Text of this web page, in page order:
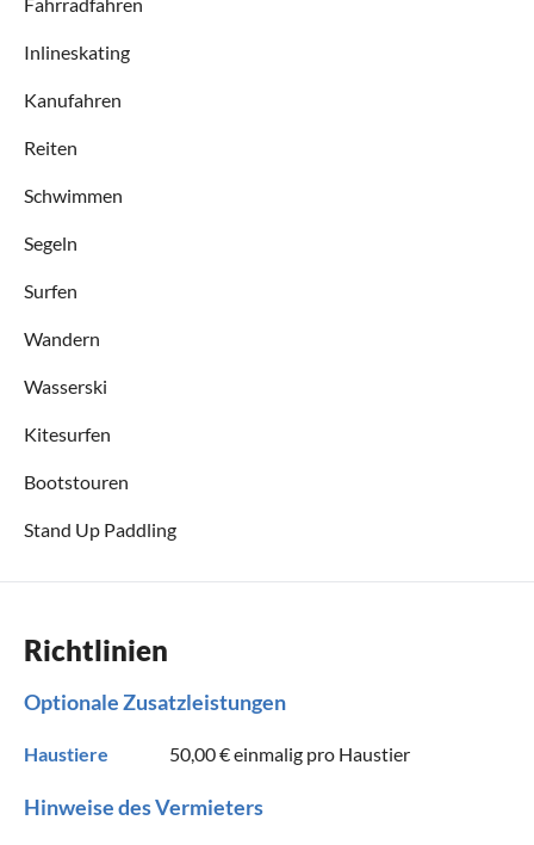
Inlineskating
Kanufahren
Reiten
Schwimmen
Segeln
Surfen
Wandern
Wasserski
Kitesurfen
Bootstouren
Stand Up Paddling
Richtlinien
Optionale Zusatzleistungen
Haustiere 50,00 €einmalig pro Haustier
Hinweise des Vermieters